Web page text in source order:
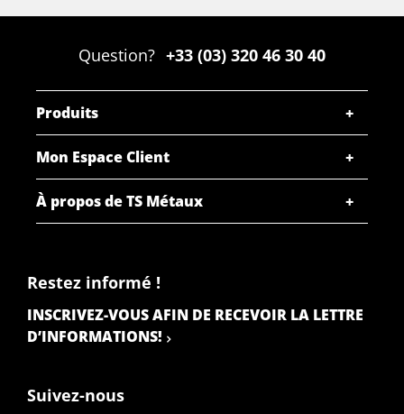
Question? +33 (03) 320 46 30 40
Produits
Mon Espace Client
À propos de TS Métaux
Restez informé !
INSCRIVEZ-VOUS AFIN DE RECEVOIR LA LETTRE
D’INFORMATIONS!
Suivez-nous